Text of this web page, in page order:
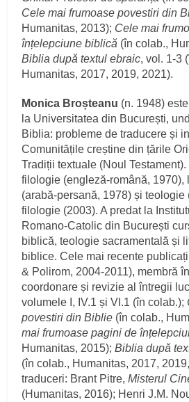
Cele mai frumoase povestiri din
Humanitas, 2013); Cele mai
înțelepciune biblică (în colab.,
Biblia după textul ebraic, vol. 1‑3
Humanitas, 2017, 2019, 2021).
Monica Broșteanu (n. 1948)
la Universitatea din București,
Biblia: probleme de traducere și
Comunitățile creștine din țările
Tradiții textuale (Noul
filologie (engleză‑română, 1970),
(arabă‑persană, 1978) și teologie
filologie (2003). A predat la
Romano‑Catolic din București
biblică, teologie sacramentală și
biblice. Cele mai recente
& Polirom, 2004‑2011), membră
coordonare și revizie al întregii
volumele I, IV.1 și VI.1 (în colab.);
povestiri din Biblie (în colab.,
mai frumoase pagini de
Humanitas, 2015);Biblia după
(în colab., Humanitas, 2017,
traduceri: Brant Pitre,Misterul
(Humanitas, 2016); Henri J.M.